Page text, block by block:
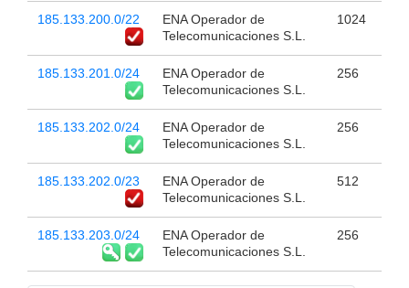
185.133.200.0/22
ENA Operador de
Telecomunicaciones S.L.
1024
185.133.201.0/24
ENA Operador de
Telecomunicaciones S.L.
256
185.133.202.0/24
ENA Operador de
Telecomunicaciones S.L.
256
185.133.202.0/23
ENA Operador de
Telecomunicaciones S.L.
512
185.133.203.0/24
ENA Operador de
Telecomunicaciones S.L.
256